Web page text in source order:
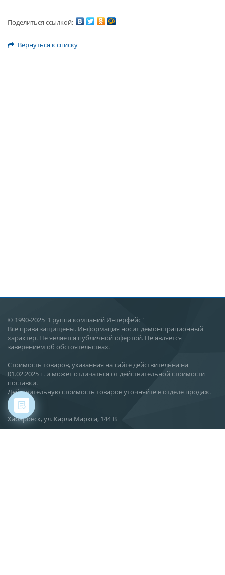
Поделиться ссылкой:
Вернуться к списку
© 1990-2025 "Группа компаний Интерфейс"
Все права защищены. Информация носит демонстрационный
характер. Не является публичной офертой. Не является
заверением об обстоятельствах.
Стоимость товаров, указанная на сайте действительна на
01.02.2025 г. и может отличаться от действительной стоимости
поставки.
Действительную стоимость товаров уточняйте в отделе продаж.
Хабаровск, ул. Карла Маркса, 144 В